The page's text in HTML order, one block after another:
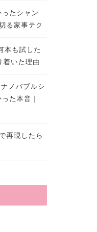
ったシャン
る家事テク
本も試した
着いた理由
ノバブルシ
た本音｜
再現したら